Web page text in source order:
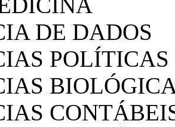
DE DADOS
POLÍTICAS